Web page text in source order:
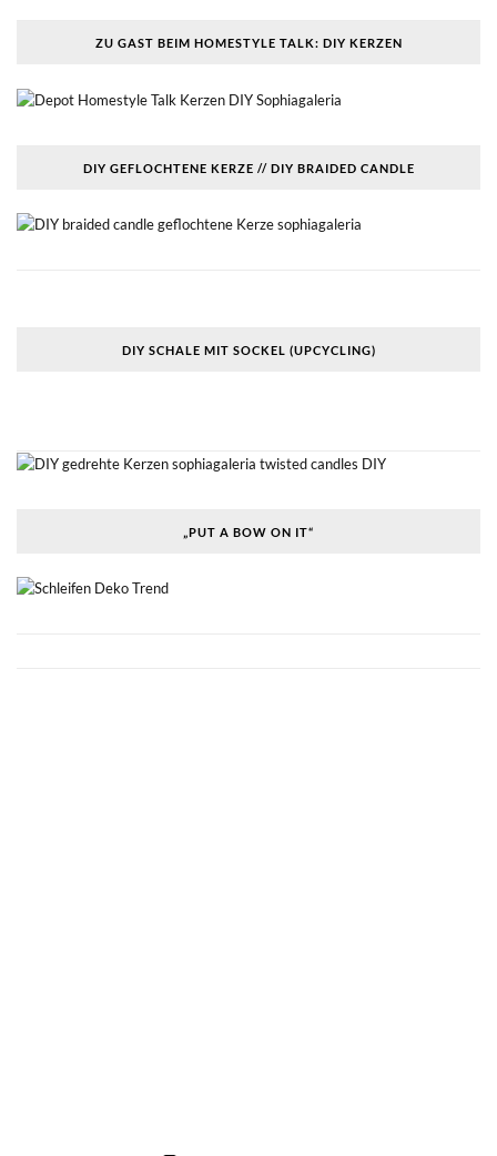
ZU GAST BEIM HOMESTYLE TALK: DIY KERZEN
DIY GEFLOCHTENE KERZE // DIY BRAIDED CANDLE
DIY SCHALE MIT SOCKEL (UPCYCLING)
„PUT A BOW ON IT“